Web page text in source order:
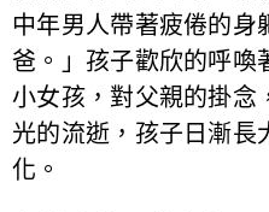
中年男人帶著疲倦的身
爸。」孩子歡欣的呼喚
小女孩，對父親的掛念
光的流逝，孩子日漸長
化。